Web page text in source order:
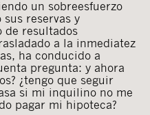
un sobreesfuerzo
sus reservas y
de resultados
a la inmediatez
ha conducido a
pregunta: y ahora
¿tengo que seguir
si mi inquilino no me
pagar mi hipoteca?